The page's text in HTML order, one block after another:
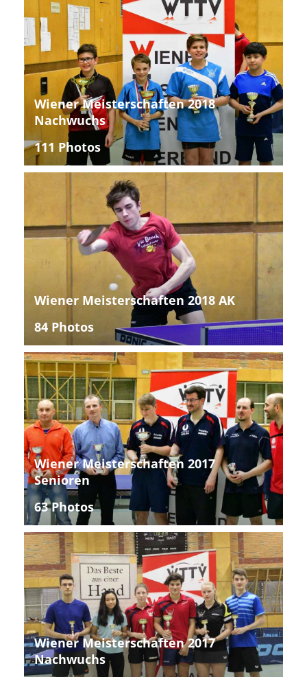
Wiener Meisterschaften 2018
Nachwuchs
111 Photos
Wiener Meisterschaften 2018 AK
84 Photos
Wiener Meisterschaften 2017
Senioren
63 Photos
Wiener Meisterschaften 2017
Nachwuchs